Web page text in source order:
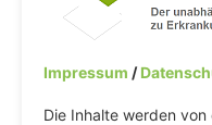
Impressum /
Die Inhalte werden